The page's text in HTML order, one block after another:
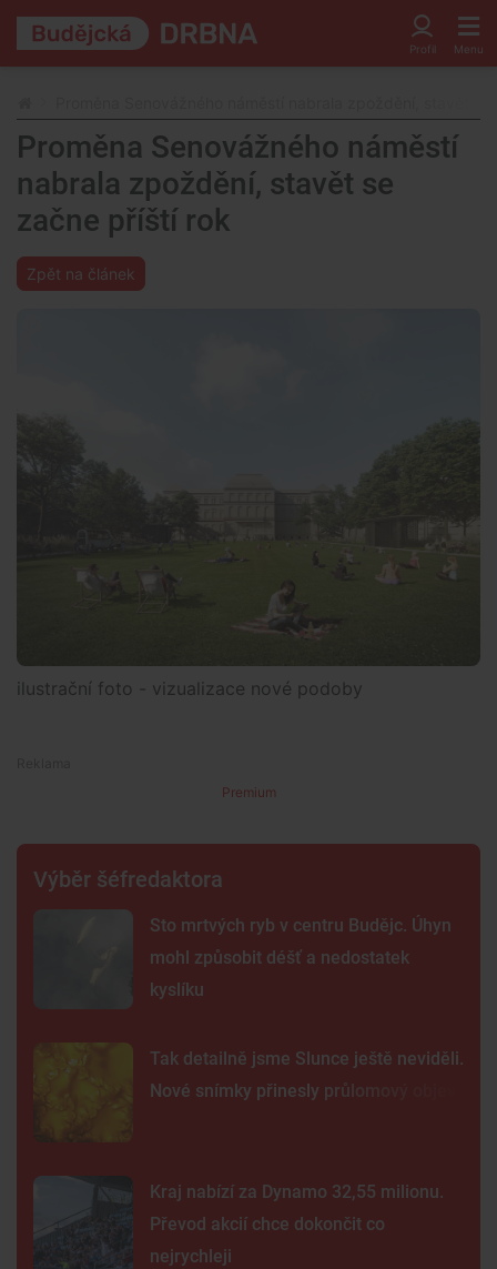
Proměna Senovážného náměstí
nabrala zpoždění, stavět se
začne příští rok
Zpět na článek
ilustrační foto - vizualizace nové podoby
Premium
Výběr šéfredaktora
Sto mrtvých ryb v centru Budějc. Úhyn
mohl způsobit déšť a nedostatek
kyslíku
Tak detailně jsme Slunce ještě neviděli.
Nové snímky přinesly průlomový objev
Kraj nabízí za Dynamo 32,55 milionu.
Převod akcií chce dokončit co
nejrychleji